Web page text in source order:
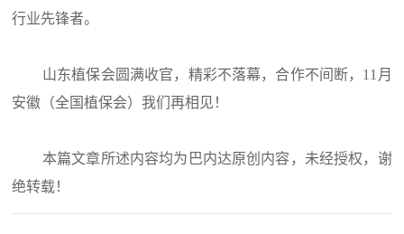
行业先锋者。
山东植保会圆满收官，精彩不落幕，合作不间断，11月
安徽（全国植保会）我们再相见！
本篇文章所述内容均为巴内达原创内容，未经授权，谢
绝转载！